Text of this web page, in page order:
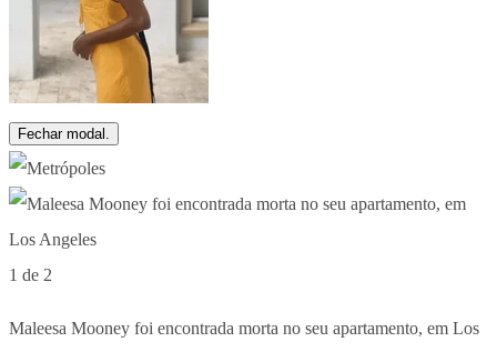
Fechar modal.
1 de 2
Maleesa Mooney foi encontrada morta no seu apartamento, em Los